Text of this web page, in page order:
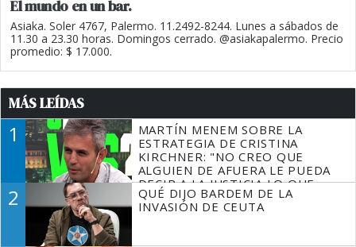
El mundo en un bar.
Asiaka. Soler 4767, Palermo. 11.2492-8244. Lunes a sábados de
11.30 a 23.30 horas. Domingos cerrado. @asiakapalermo. Precio
promedio: $ 17.000.
MÁS LEÍDAS
1
MARTÍN MENEM SOBRE LA
ESTRATEGIA DE CRISTINA
KIRCHNER: "NO CREO QUE
ALGUIEN DE AFUERA LE PUEDA
DECIR A LA JUSTICIA LO QUE
TIENE QUE HACER"
2
QUÉ DIJO BARDEM DE LA
INVASIÓN DE CEUTA